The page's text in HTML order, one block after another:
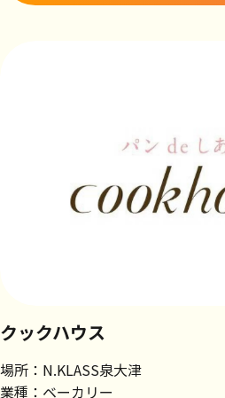
クックハウス
場所：N.KLASS泉大津
業種：ベーカリー